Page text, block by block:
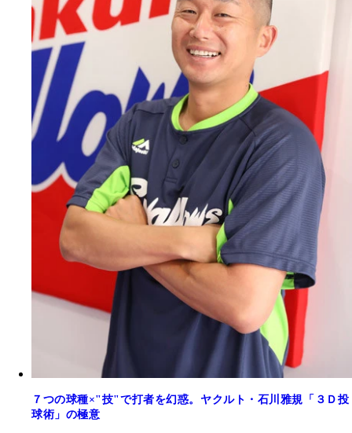
７つの球種×"技"で打者を幻惑。ヤクルト・石川雅規「３Ｄ投
球術」の極意